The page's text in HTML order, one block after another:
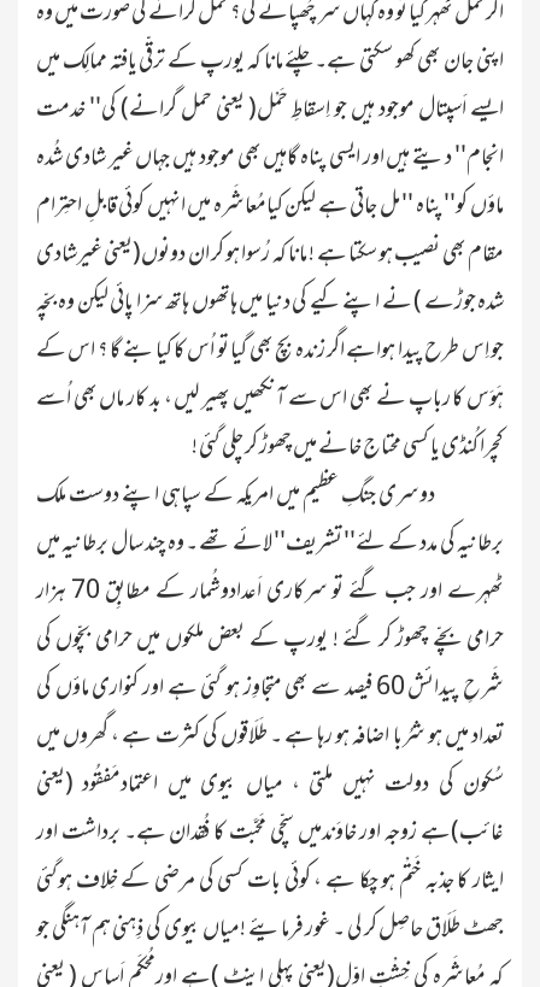
اگرحَمْل ٹھہر گیا تو وہ کہاں سر چُھپائے گی؟ حَمْل گرانے کی صورت میں وہ
اپنی جان بھی کھو سکتی ہے۔ چلئے مانا کہ یورپ کے ترقّی یافتہ ممالِک میں
ایسے اَسپتال موجود ہیں جو اِسقاطِ حَمْل( یعنی حمل گرانے)کی'' خدمت
انجام'' دیتے ہیں اور ایسی پناہ گاہیں بھی موجود ہیں جہاں غیر شادی شُدہ
ماؤں کو'' پناہ '' مل جاتی ہے لیکن کیامُعاشَرہ میں انہیں کوئی قابلِ احتِرام
مقام بھی نصیب ہو سکتا ہے ! مانا کہ رُسوا ہو کر ان دونوں(یعنی غیرشادی
شدہ جوڑے )نے اپنے کیے کی دنیا میں ہاتھوں ہاتھ سزا پائی لیکن وہ بچّہ
جو اِس طرح پیدا ہواہے اگر زندہ بچ بھی گیا تو اُس کا کیابنے گا ؟ اس کے
ہَوَس کا رباپ نے بھی اس سے آنکھیں پھیر لیں ، بد کار ماں بھی اُسے
کچرا کُنڈی یا کسی محتاج خانے میں چھوڑ کر چلی گئی !
دوسری جنگِ عظیم میں امریکہ کے سپاہی اپنے دوست ملک
برطانیہ کی مدد کے لئے'' تشریف'' لائے تھے ۔ وہ چند سال برطانیہ میں
ٹھہرے اور جب گئے تو سرکاری اَعدادوشُمار کے مطابِق 70 ہزار
حرامی بچّے چھوڑ کر گئے ! یورپ کے بعض ملکوں میں حرامی بچّوں کی
شَرحِ پیدائش 60 فیصد سے بھی متجاوِز ہو گئی ہے اور کنواری ماؤں کی
تعداد میں ہو شرُبا اضافہ ہو رہا ہے ۔ طَلَاقوں کی کثرت ہے ، گھروں میں
سُکون کی دولت نہیں ملتی ، میاں بیوی میں اعتمادمَفقُود(یعنی
غائب)ہے زوجہ اور خاوَندمیں سچّی مَحَبَّت کا فُقدان ہے۔ برداشت اور
ایثار کا جذبہ خَتْم ہو چکا ہے ، کوئی بات کسی کی مرضی کے خِلاف ہوگئی
جھٹ طَلَاق حاصِل کر لی ۔ غور فرمایئے !میاں بیوی کی ذِہنی ہم آہنگی جو
کہ مُعاشَرہ کی خِشْتِ اوّل(یعنی پہلی اینٹ )ہے اورمُحکَم اَساس( یعنی